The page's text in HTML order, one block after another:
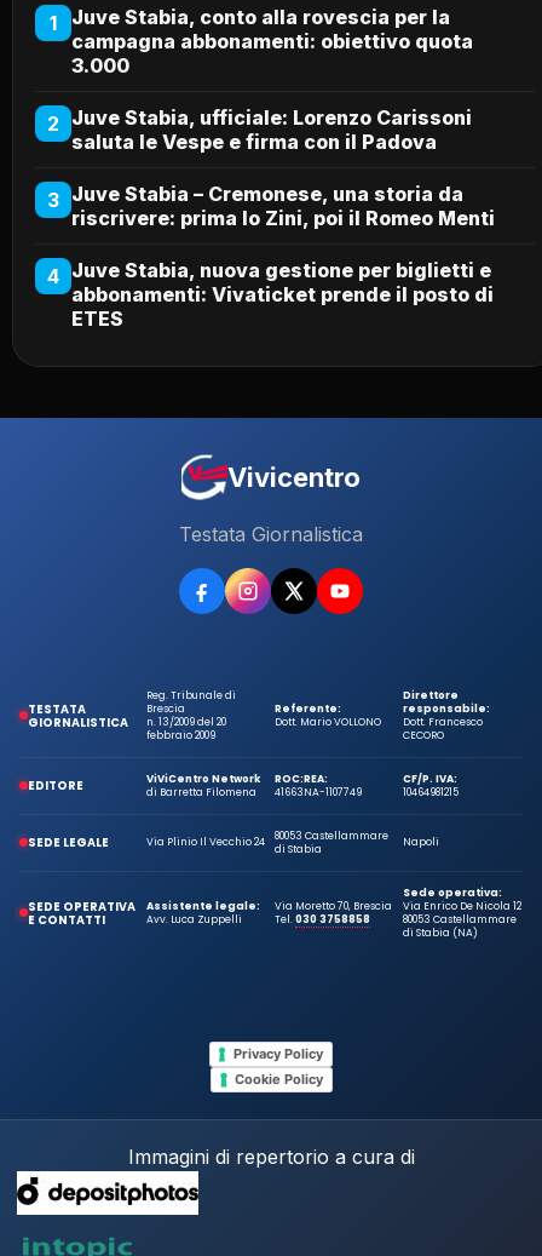
1
Juve Stabia, conto alla rovescia per la
campagna abbonamenti: obiettivo quota
3.000
2 Juve Stabia, ufficiale: Lorenzo Carissoni
saluta le Vespe e firma con il Padova
3 Juve Stabia – Cremonese, una storia da
riscrivere: prima lo Zini, poi il Romeo Menti
4 Juve Stabia, nuova gestione per biglietti e
abbonamenti: Vivaticket prende il posto di
ETES
Vivicentro
Testata Giornalistica
TESTATA
GIORNALISTICA
Reg. Tribunale di
Brescia
n. 13/2009 del 20
febbraio 2009
Referente:
Dott. Mario VOLLONO
Direttore
responsabile:
Dott. Francesco
CECORO
EDITORE
ViViCentro Network
di Barretta Filomena
ROC:
41663
REA:
NA-1107749
CF/P. IVA:
10464981215
SEDE LEGALE Via Plinio Il Vecchio 24
80053 Castellammare
di Stabia
Napoli
SEDE OPERATIVA
E CONTATTI
Assistente legale:
Avv. Luca Zuppelli
Via Moretto 70, Brescia
Tel.030 3758858
Sede operativa:
Via Enrico De Nicola 12
80053 Castellammare
di Stabia (NA)
Privacy Policy
Cookie Policy
Immagini di repertorio a cura di